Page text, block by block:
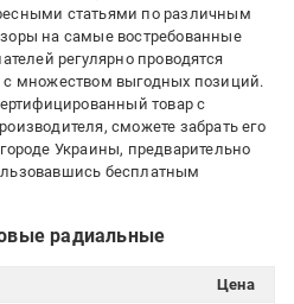
статьями по различным
на самые востребованные
регулярно проводятся
множеством выгодных позиций.
товар с
сможете забрать его
Украины, предварительно
бесплатным
радиальные
Цена